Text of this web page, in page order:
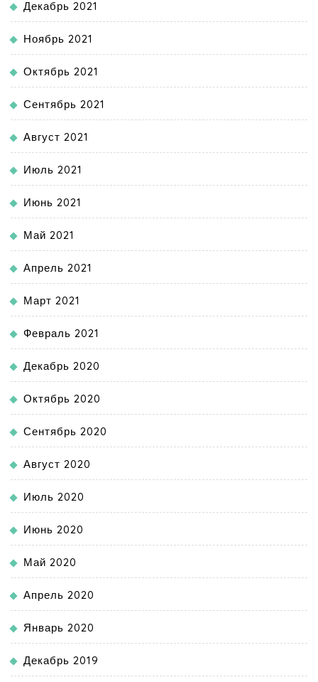
Декабрь 2021
Ноябрь 2021
Октябрь 2021
Сентябрь 2021
Август 2021
Июль 2021
Июнь 2021
Май 2021
Апрель 2021
Март 2021
Февраль 2021
Декабрь 2020
Октябрь 2020
Сентябрь 2020
Август 2020
Июль 2020
Июнь 2020
Май 2020
Апрель 2020
Январь 2020
Декабрь 2019